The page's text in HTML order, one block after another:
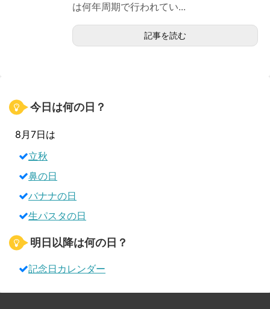
は何年周期で行われてい...
記事を読む
今日は何の日？
8月7日は
立秋
鼻の日
バナナの日
生パスタの日
明日以降は何の日？
記念日カレンダー